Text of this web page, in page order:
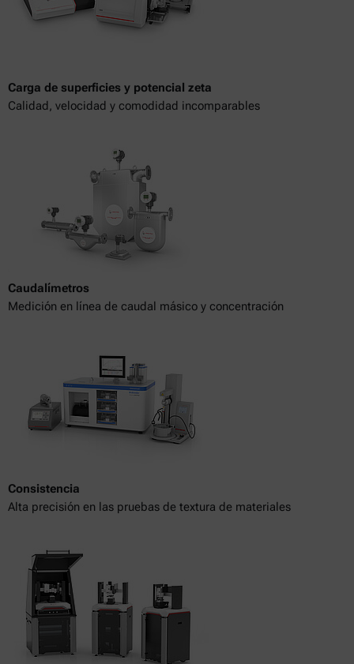
Carga de superficies y potencial zeta
Calidad, velocidad y comodidad incomparables
Caudalímetros
Medición en línea de caudal másico y concentración
Consistencia
Alta precisión en las pruebas de textura de materiales